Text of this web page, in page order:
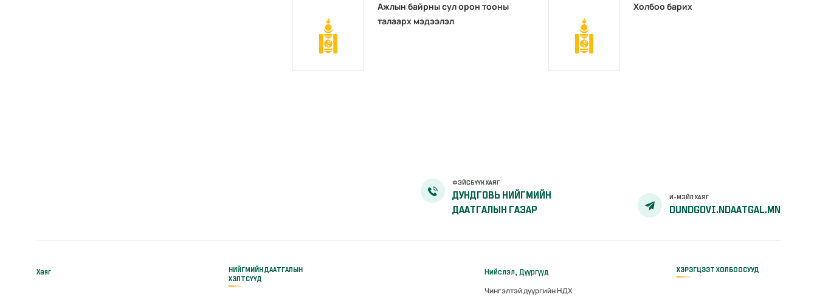
Ажлын байрны сул орон тооны
талаарх мэдээлэл
Холбоо барих
ФЭЙСБҮҮК ХАЯГ
ДУНДГОВЬ НИЙГМИЙН
ДААТГАЛЫН ГАЗАР
И-МЭЙЛ ХАЯГ
DUNDGOVI.NDAATGAL.MN
Хаяг
НИЙГМИЙН ДААТГАЛЫН
ХЭЛТСҮҮД
Нийслэл, Дүүргүүд
Чингэлтэй дүүргийн НДХ
ХЭРЭГЦЭЭТ ХОЛБООСУУД